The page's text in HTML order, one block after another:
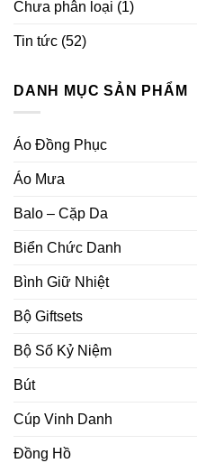
Chưa phân loại (1)
Tin tức (52)
DANH MỤC SẢN PHẨM
Áo Đồng Phục
Áo Mưa
Balo – Cặp Da
Biển Chức Danh
Bình Giữ Nhiệt
Bộ Giftsets
Bộ Số Kỷ Niệm
Bút
Cúp Vinh Danh
Đồng Hồ